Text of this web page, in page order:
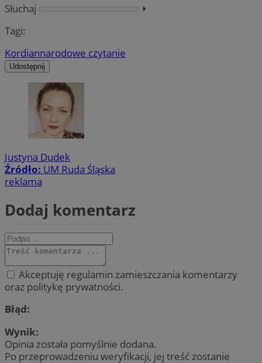
Słuchaj
⏵︎
Tagi:
Kordiannarodowe czytanie
Udostępnij
Justyna Dudek
Źródło: UM Ruda Śląska
reklama
Dodaj komentarz
Akceptuję regulamin zamieszczania komentarzy
oraz politykę prywatności.
Błąd:
Wynik:
Opinia została pomyślnie dodana.
Po przeprowadzeniu weryfikacji, jej treść zostanie